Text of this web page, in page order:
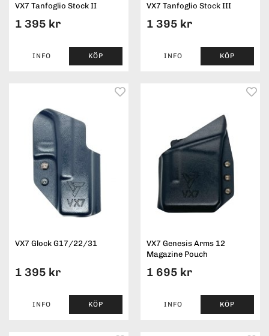
VX7 Tanfoglio Stock II
1 395 kr
INFO KÖP
VX7 Tanfoglio Stock III
1 395 kr
INFO KÖP
VX7 Glock G17/22/31
1 395 kr
INFO KÖP
VX7 Genesis Arms 12
Magazine Pouch
1 695 kr
INFO KÖP